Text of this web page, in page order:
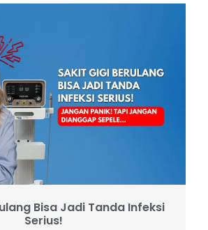
Bisa Jadi Tanda Infeksi
Serius!